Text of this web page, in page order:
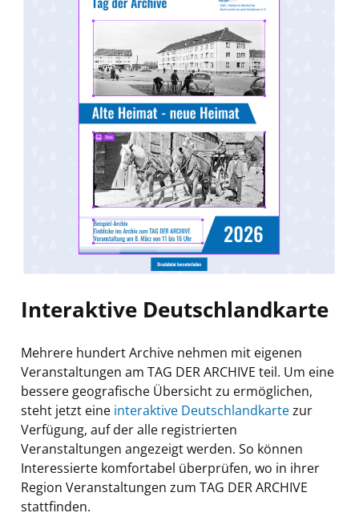
Interaktive Deutschlandkarte
Mehrere hundert Archive nehmen mit eigenen
Veranstaltungen am TAG DER ARCHIVE teil. Um eine
bessere geografische Übersicht zu ermöglichen,
steht jetzt eine interaktive Deutschlandkartezur
Verfügung, auf der alle registrierten
Veranstaltungen angezeigt werden. So können
Interessierte komfortabel überprüfen, wo in ihrer
Region Veranstaltungen zum TAG DER ARCHIVE
stattfinden.